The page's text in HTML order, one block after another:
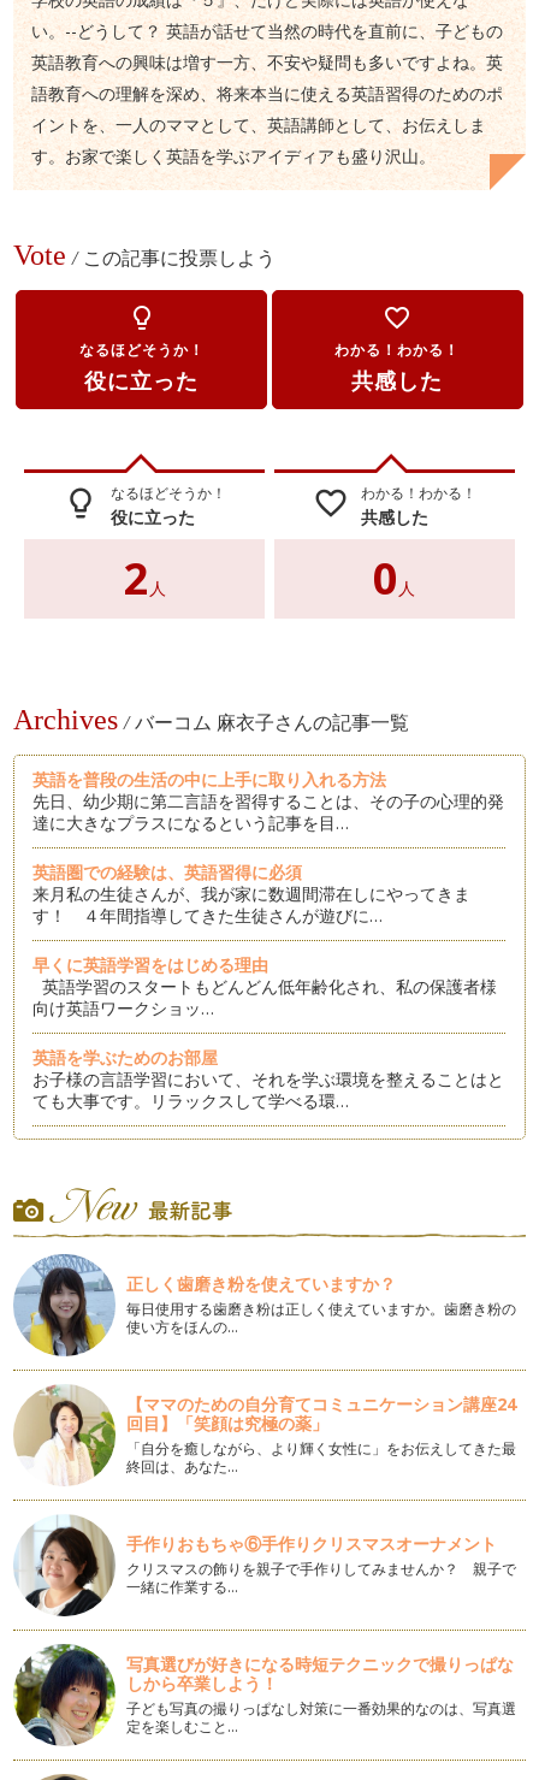
い。--どうして？ 英語が話せて当然の時代を直前に、子どもの
英語教育への興味は増す一方、不安や疑問も多いですよね。英
語教育への理解を深め、将来本当に使える英語習得のためのポ
イントを、一人のママとして、英語講師として、お伝えしま
す。お家で楽しく英語を学ぶアイディアも盛り沢山。
Vote / この記事に投票しよう
lightbulb_outline
なるほどそうか！
役に立った
favorite_border
わかる！わかる！
共感した
lightbulb_outline なるほどそうか！
役に立った
2 人
favorite_border わかる！わかる！
共感した
0 人
Archives / バーコム 麻衣子さんの記事一覧
英語を普段の生活の中に上手に取り入れる方法
先日、幼少期に第二言語を習得することは、その子の心理的発
達に大きなプラスになるという記事を目…
英語圏での経験は、英語習得に必須
来月私の生徒さんが、我が家に数週間滞在しにやってきま
す！ ４年間指導してきた生徒さんが遊びに…
早くに英語学習をはじめる理由
英語学習のスタートもどんどん低年齢化され、私の保護者様
向け英語ワークショッ…
英語を学ぶためのお部屋
お子様の言語学習において、それを学ぶ環境を整えることはと
ても大事です。リラックスして学べる環…
ィンがありますね。ハロウィンのイベン…
ホリデーシーズンを前に：文化学習のヒント
日本はまだ蒸し暑い日々が続いているのでしょうか？ 私の
住むニューヨーク州北…
パパとママだけで英語の指導は可能？
普段アメリカに住んでいる私ですが、今日本に帰省していま
す。帰省中、英語のワークショップを通し…
子どもの英語学習、子ども任せではダメ
「私も英語が堪能だったら、子どもにも沢山教えてあげられた
のに〜。」と呟くパパとママ。英語が苦…
英語のレッスン：プライベートVS. グループ
自分の英語教室をもっと良くしていくために、レッスンスタイ
ルについていろいろと考えていました。…
お家での英語学習法：単語ゲーム
「英語のお勉強をさせようと思っても、子どもが嫌がってやっ
てくれません。どうしたらいいでしょう…
リンガ・フランカとしての英語
「English as a Lingua Franca（リンガ・フランカとしての英
語）」とい…
正しく歯磨き粉を使えていますか？
毎日使用する歯磨き粉は正しく使えていますか。歯磨き粉の
使い方をほんの…
【ママのための自分育てコミュニケーション講座24
回目】「笑顔は究極の薬」
「自分を癒しながら、より輝く女性に」をお伝えしてきた最
終回は、あなた…
手作りおもちゃ⑥手作りクリスマスオーナメント
クリスマスの飾りを親子で手作りしてみませんか？ 親子で
一緒に作業する…
写真選びが好きになる時短テクニックで撮りっぱな
しから卒業しよう！
子ども写真の撮りっぱなし対策に一番効果的なのは、写真選
定を楽しむこと…